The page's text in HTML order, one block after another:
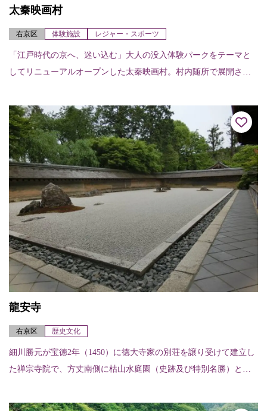
太秦映画村
右京区 体験施設 レジャー・スポーツ
「江戸時代の京へ、迷い込む」大人の没入体験パークをテーマと
してリニューアルオープンした太秦映画村。村内随所で展開され
の中で行われる文化体...
龍安寺
右京区 歴史文化
細川勝元が宝徳2年（1450）に徳大寺家の別荘を譲り受けて建立し
た禅宗寺院で、方丈南側に枯山水庭園（史跡及び特別名勝）とし
北10メート...